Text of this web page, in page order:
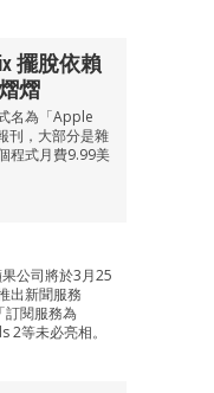
擺脫依賴
熠
名為「Apple
刊，大部分是雜
程式月費9.99美
公司將於3月25
出新聞服務
閱服務為
等未必亮相。